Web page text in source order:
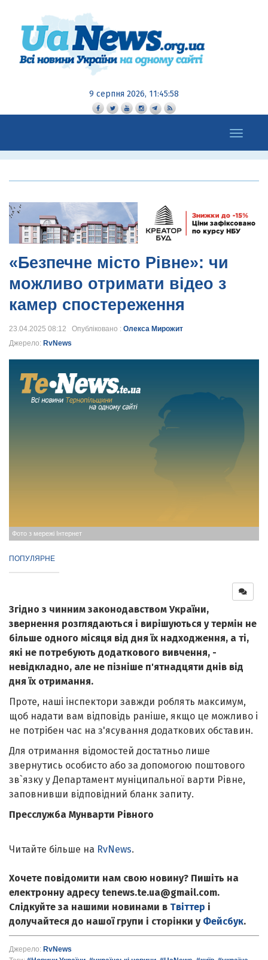
9 серпня 2026, 11:45:59
Toggle
navigation
«Безпечне місто Рівне»: чи
можливо отримати відео з
камер спостереження
23.04.2025 08:12 Опубліковано : Олекса Мирожит
Джерело: RvNews
Фото з мережі Інтернет
ПОПУЛЯРНЕ
Згідно з чинним законодавством України,
звернення розглядаються і вирішуються у термін не
більше одного місяця від дня їх надходження, а ті,
які не потребують додаткового вивчення, -
невідкладно, але не пізніше п'ятнадцяти днів від
дня їх отримання.
Проте, наші інспектори завжди роблять максимум,
щоб надати вам відповідь раніше, якщо це можливо і
не потрібен час на з'ясування додаткових обставин.
Для отримання відомостей достатньо лише
звернутись особисто або за допомогою поштового
зв`язку у Департамент муніципальної варти Рівне,
заповнивши відповідний бланк запиту.
Пресслужба Мунварти Рівного
Читайте більше на RvNews.
Хочете повідомити нам свою новину? Пишіть на
електронну адресу tenews.te.ua@gmail.com.
Слідкуйте за нашими новинами в Твіттер і
долучайтеся до нашої групи і сторінки у Фейсбук.
Джерело: RvNews